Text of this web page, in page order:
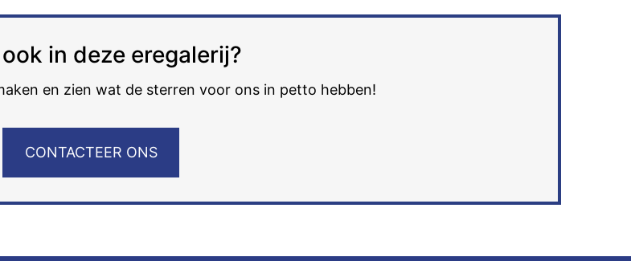
in deze eregalerij?
en zien wat de sterren voor ons in petto hebben!
CONTACTEER ONS